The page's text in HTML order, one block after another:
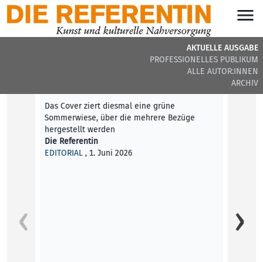
AKTUELLE AUSGABE
PROFESSIONELLES PUBLIKUM
ALLE AUTOR:INNEN
ARCHIV
DIE REFERENTIN #44 - AKTUELLE BEITRÄGE
Das Cover ziert diesmal eine grüne
Sommerwiese, über die mehrere Bezüge
hergestellt werden
Die Referentin
EDITORIAL , 1. Juni 2026
Im